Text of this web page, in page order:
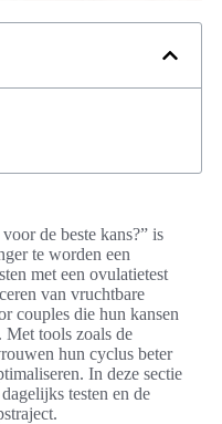
de beste kans?” is
te worden een
met een ovulatietest
van vruchtbare
couples die hun kansen
tools zoals de
hun cyclus beter
In deze sectie
testen en de